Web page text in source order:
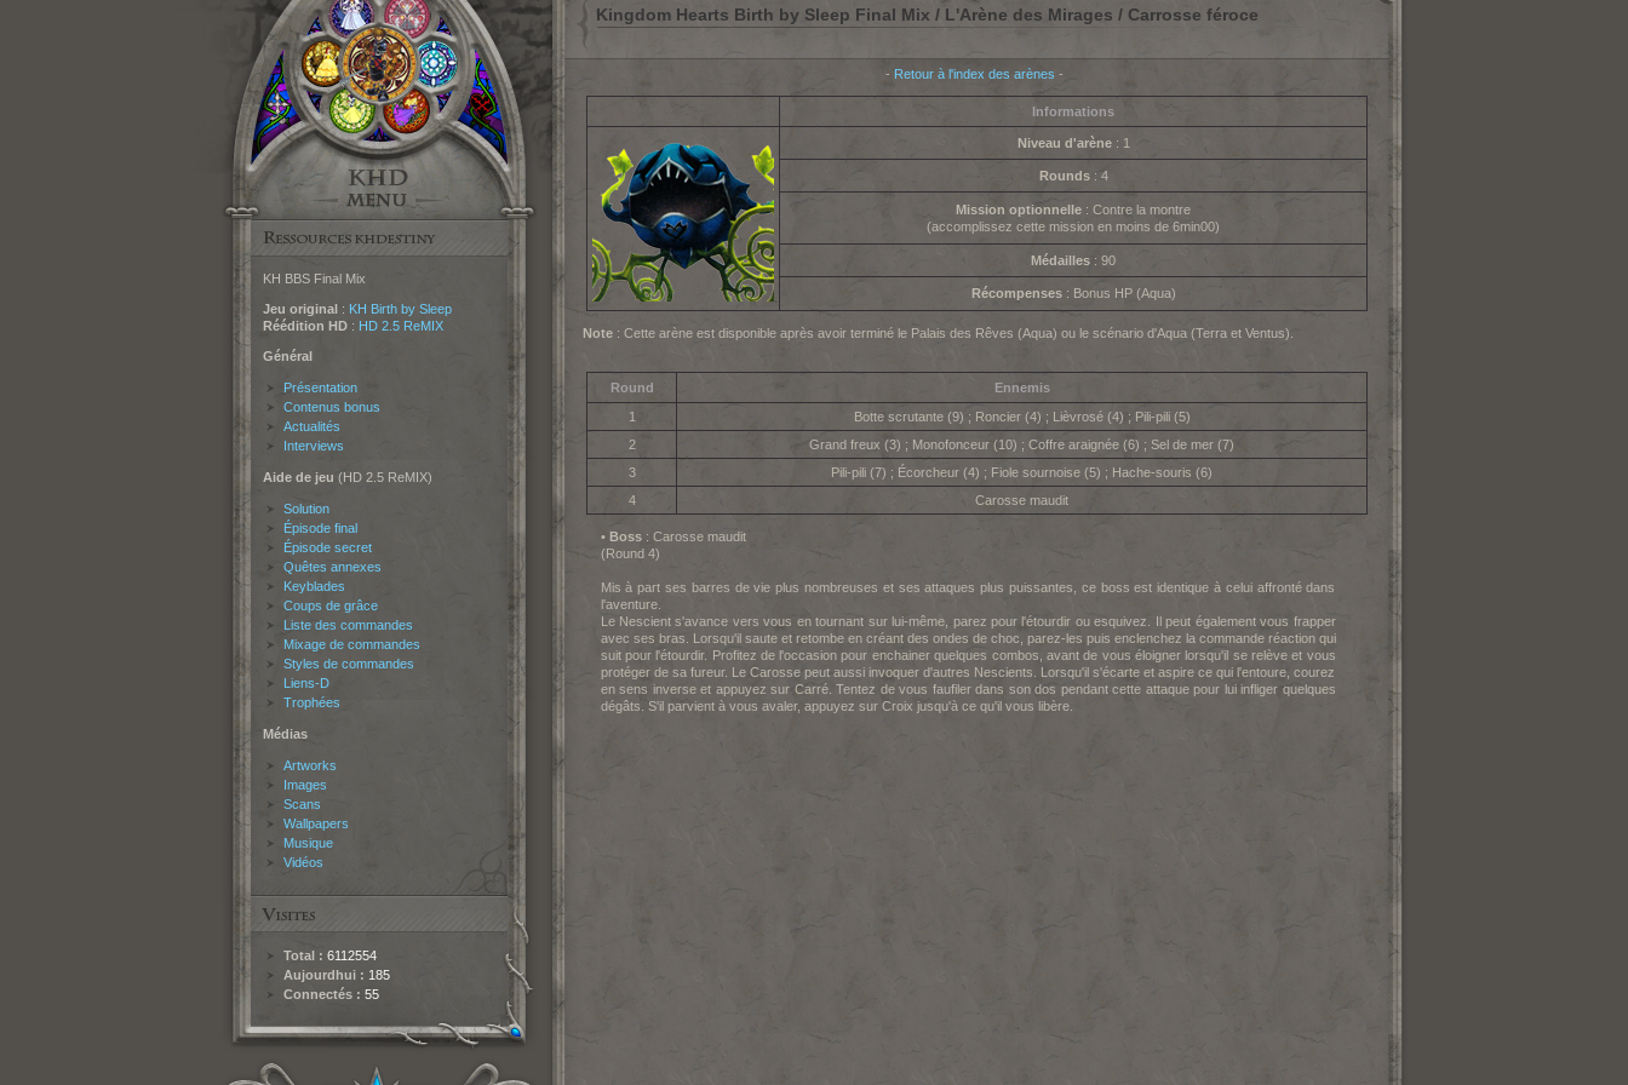
KH BBS Final Mix
Jeu original: KH Birth by Sleep
Réédition HD: HD 2.5 ReMIX
Général
Présentation
Contenus bonus
Actualités
Interviews
Aide de jeu (HD 2.5 ReMIX)
Solution
Épisode final
Épisode secret
Quêtes annexes
Keyblades
Coups de grâce
Liste des commandes
Mixage de commandes
Styles de commandes
Liens-D
Trophées
Médias
Artworks
Images
Scans
Wallpapers
Musique
Vidéos
Total : 6112554
Aujourdhui : 185
Connectés : 55
Kingdom Hearts Birth by Sleep Final Mix / L'Arène des Mirages / Carrosse féroce
- Retour à l'index des arènes -
Informations
Niveau d'arène: 1
Rounds: 4
Mission optionnelle : Contre la montre
(accomplissez cette mission en moins de 6min00)
Médailles : 90
Récompenses: Bonus HP (Aqua)
Note: Cette arène est disponible après avoir terminé le Palais des Rêves (Aqua) ou le scénario d'Aqua (Terra et Ventus).
Round
Ennemis
1
Botte scrutante (9) ; Roncier (4) ; Lièvrosé (4) ; Pili-pili (5)
2
Grand freux (3) ; Monofonceur (10) ; Coffre araignée (6) ; Sel de mer (7)
3
Pili-pili (7) ; Écorcheur (4) ; Fiole sournoise (5) ; Hache-souris (6)
4
Carosse maudit
• Boss: Carosse maudit
(Round 4)
Mis à part ses barres de vie plus nombreuses et ses attaques plus puissantes, ce boss est identique à celui affronté dans
l'aventure.
Le Nescient s'avance vers vous en tournant sur lui-même, parez pour l'étourdir ou esquivez. Il peut également vous frapper
avec ses bras. Lorsqu'il saute et retombe en créant des ondes de choc, parez-les puis enclenchez la commande réaction qui
suit pour l'étourdir. Profitez de l'occasion pour enchainer quelques combos, avant de vous éloigner lorsqu'il se relève et vous
protéger de sa fureur. Le Carosse peut aussi invoquer d'autres Nescients. Lorsqu'il s'écarte et aspire ce qui l'entoure, courez
en sens inverse et appuyez sur Carré. Tentez de vous faufiler dans son dos pendant cette attaque pour lui infliger quelques
dégâts. S'il parvient à vous avaler, appuyez sur Croix jusqu'à ce qu'il vous libère.